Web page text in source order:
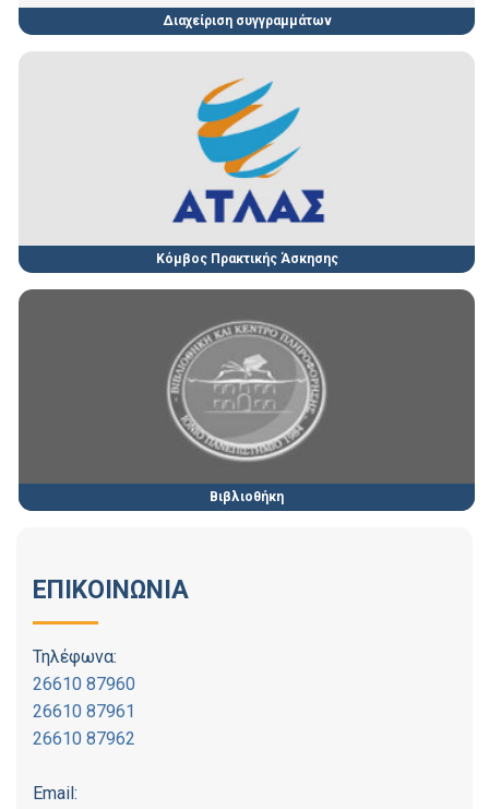
Διαχείριση συγγραμμάτων
Κόμβος Πρακτικής Άσκησης
Βιβλιοθήκη
ΕΠΙΚΟΙΝΩΝΙΑ
Τηλέφωνα:
26610 87960
26610 87961
26610 87962
Email: